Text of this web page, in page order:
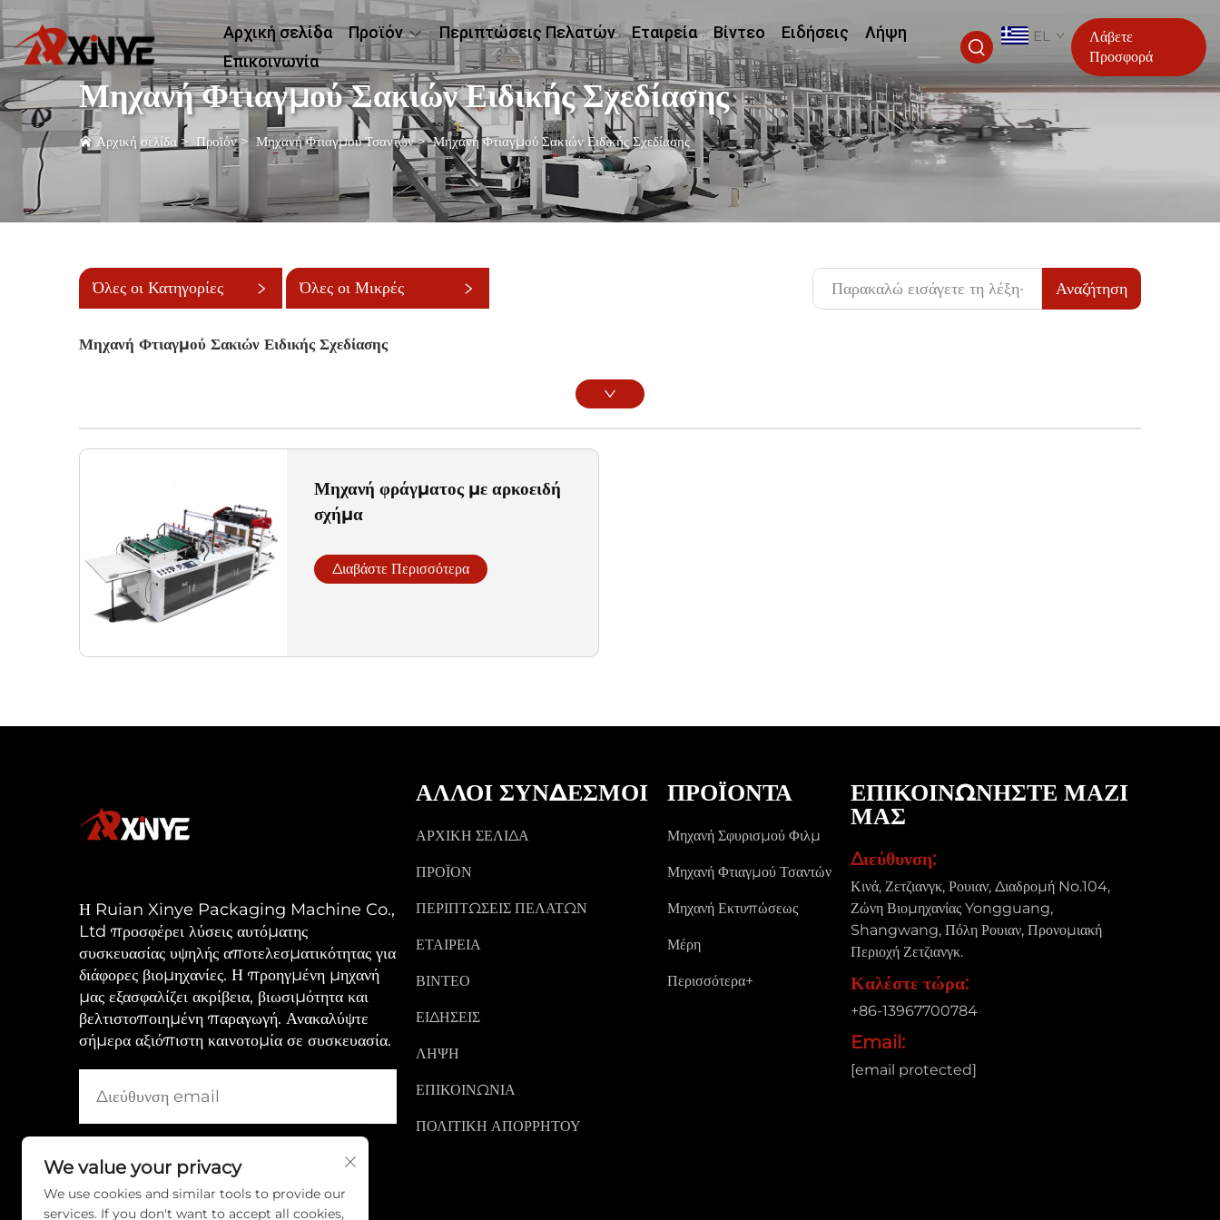
Αρχική σελίδα Προϊόν Περιπτώσεις Πελατών Εταιρεία Βίντεο Ειδήσεις
Λήψη
Επικοινωνία
EL
Λάβετε
Προσφορά
Μηχανή Φτιαγμού Σακιών Ειδικής Σχεδίασης
Αρχική σελίδα> Προϊόν> Μηχανή Φτιαγμού Τσαντών>Μηχανή Φτιαγμού Σακιών Ειδικής Σχεδίασης
Όλες οι Κατηγορίες Όλες οι Μικρές Αναζήτηση
Μηχανή Φτιαγμού Σακιών Ειδικής Σχεδίασης
Μηχανή φράγματος με αρκοειδή
σχήμα
Διαβάστε Περισσότερα
Η Ruian Xinye Packaging Machine Co.,
Ltd προσφέρει λύσεις αυτόματης
συσκευασίας υψηλής αποτελεσματικότητας για
διάφορες βιομηχανίες. Η προηγμένη μηχανή
μας εξασφαλίζει ακρίβεια, βιωσιμότητα και
βελτιστοποιημένη παραγωγή. Ανακαλύψτε
σήμερα αξιόπιστη καινοτομία σε συσκευασία.
ΆΛΛΟΙ ΣΎΝΔΕΣΜΟΙ
ΑΡΧΙΚΉ ΣΕΛΊΔΑ
ΠΡΟΪΌΝ
ΠΕΡΙΠΤΏΣΕΙΣ ΠΕΛΑΤΏΝ
ΕΤΑΙΡΕΊΑ
ΒΊΝΤΕΟ
ΕΙΔΉΣΕΙΣ
ΛΉΨΗ
ΕΠΙΚΟΙΝΩΝΊΑ
ΠΟΛΙΤΙΚΉ ΑΠΟΡΡΉΤΟΥ
ΠΡΟΪΌΝΤΑ
Μηχανή Σφυρισμού Φιλμ
Μηχανή Φτιαγμού Τσαντών
Μηχανή Εκτυπώσεως
Μέρη
Περισσότερα+
ΕΠΙΚΟΙΝΩΝΗΣΤΕ ΜΑΖΙ
ΜΑΣ
Διεύθυνση:
Κινά, Ζετζιανγκ, Ρουιαν, Διαδρομή No.104,
Ζώνη Βιομηχανίας Yongguang,
Shangwang, Πόλη Ρουιαν, Προνομιακή
Περιοχή Ζετζιανγκ.
Καλέστε τώρα:
+86-13967700784
Email:
[email protected]
We value your privacy
We use cookies and similar tools to provide our
services. If you don't want to accept all cookies,